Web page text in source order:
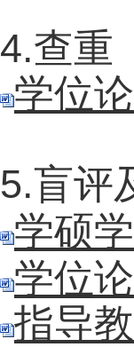
4.查重
学位
5.盲评
学硕
学位
指导